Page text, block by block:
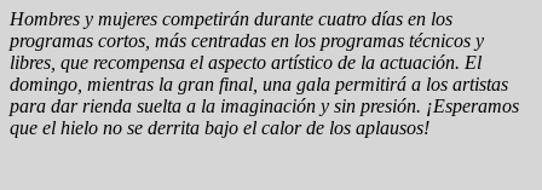
Hombres y mujeres competirán durante cuatro días en los
programas cortos, más centradas en los programas técnicos y
libres, que recompensa el aspecto artístico de la actuación. El
domingo, mientras la gran final, una gala permitirá a los artistas
para dar rienda suelta a la imaginación y sin presión. ¡Esperamos
que el hielo no se derrita bajo el calor de los aplausos!